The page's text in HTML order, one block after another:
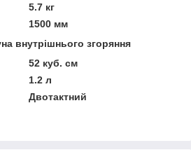
5.7 кг
1500 мм
внутрішнього згоряння
52 куб. см
1.2 л
Двотактний